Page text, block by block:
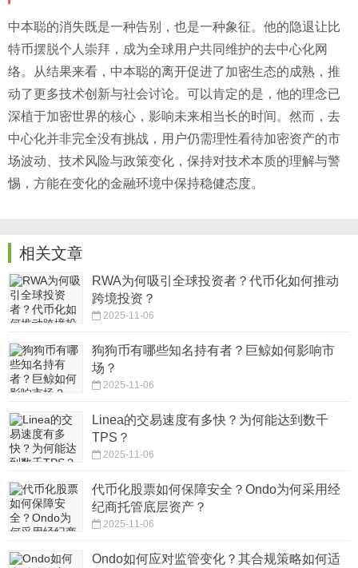
中本聪的消失既是一种告别，也是一种象征。他的隐退让比
特币摆脱个人崇拜，成为全球用户共同维护的去中心化网
络。从结果来看，中本聪的离开促进了加密生态的成熟，推
动了更多技术创新与社会讨论。可以肯定的是，他的理念已
深植于加密世界的核心，影响未来相当长的时间。然而，去
中心化并非完全没有挑战，用户仍需理性看待加密资产的市
场波动、技术风险与政策变化，保持对技术本质的理解与警
惕，方能在变化的金融环境中保持稳健态度。
相关文章
RWA为何吸引全球投资者？代币化如何推动
跨境投资？
2025-11-06
狗狗币有哪些知名持有者？巨鲸如何影响市
场？
2025-11-06
Linea的交易速度有多快？为何能达到数千
TPS？
2025-11-06
代币化股票如何保障安全？Ondo为何采用经
纪商托管底层资产？
2025-11-06
Ondo如何应对监管变化？其合规策略如何适